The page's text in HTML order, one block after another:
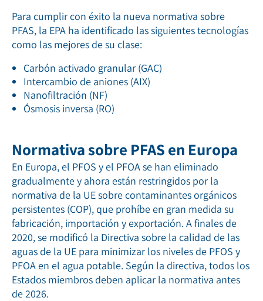
Para cumplir con éxito la nueva normativa sobre
PFAS, la EPA ha identificado las siguientes tecnologías
como las mejores de su clase:
Carbón activado granular (GAC)
Intercambio de aniones (AIX)
Nanofiltración (NF)
Ósmosis inversa (RO)
Normativa sobre PFAS en Europa
En Europa, el PFOS y el PFOA se han eliminado
gradualmente y ahora están restringidos por la
normativa de la UE sobre contaminantes orgánicos
persistentes (COP), que prohíbe en gran medida su
fabricación, importación y exportación. A finales de
2020, se modificó la Directiva sobre la calidad de las
aguas de la UE para minimizar los niveles de PFOS y
PFOA en el agua potable. Según la directiva, todos los
Estados miembros deben aplicar la normativa antes
de 2026.